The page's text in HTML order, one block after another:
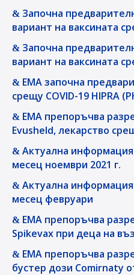
Започна
вариант на ваксината
Започна
вариант на ваксината
EMA започна
срещу COVID-19 HIPRA
EMA препоръчва
Evusheld, лекарство
Актуална
месец ноември 2021 г.
Актуална информация
месец февруари
EMA препоръчва
Spikevax при деца на
EMA препоръчва
бустер дози Comirnaty